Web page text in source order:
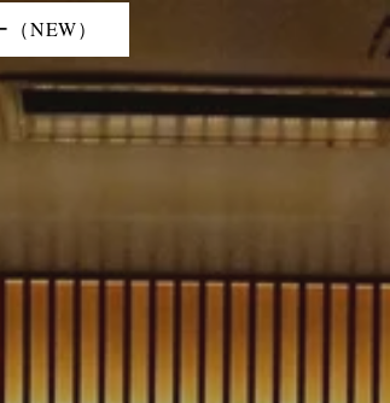
（NEW）